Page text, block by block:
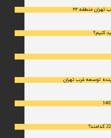
تهران منطقه ۲۲
کنیم؟
توسعه غرب تهران